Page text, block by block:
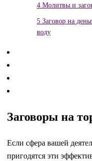
4 Молитвы и
5 Заговор на
воду
Заговоры на
Если сфера вашей
пригодятся эти